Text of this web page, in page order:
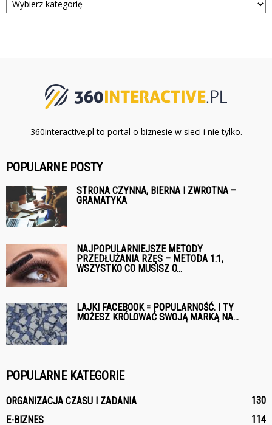
360interactive.pl to portal o biznesie w sieci i nie tylko.
POPULARNE POSTY
STRONA CZYNNA, BIERNA I ZWROTNA –
GRAMATYKA
NAJPOPULARNIEJSZE METODY
PRZEDŁUŻANIA RZĘS – METODA 1:1,
WSZYSTKO CO MUSISZ O...
LAJKI FACEBOOK = POPULARNOŚĆ. I TY
MOŻESZ KRÓLOWAĆ SWOJĄ MARKĄ NA...
POPULARNE KATEGORIE
ORGANIZACJA CZASU I ZADANIA
130
E-BIZNES
114